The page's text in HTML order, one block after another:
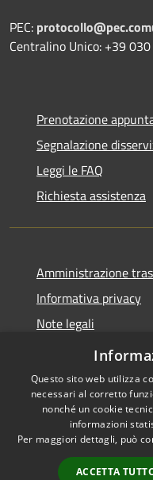
PEC:
Centralino Unico: +39
Prenotazione
Segnalazione
Leggi le FAQ
Richiesta assistenza
Amministrazione
Informativa privacy
Note legali
Dichiarazione di
Accessibilità
Questo sito web utilizza
necessari al corretto
nonché un cookie
informazioni
Per maggiori dettagli, può
ACCETTA